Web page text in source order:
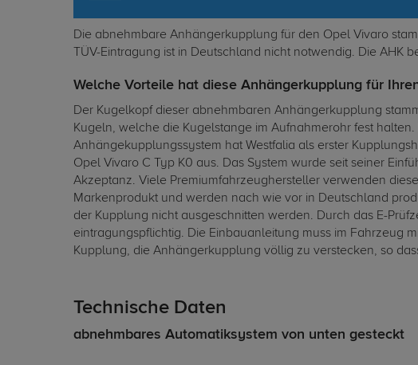
Die abnehmbare Anhängerkupplung für den Opel Vivaro
TÜV-Eintragung ist in Deutschland nicht notwendig. Die
Welche Vorteile hat diese Anhängerkupplung für
Der Kugelkopf dieser abnehmbaren Anhängerkupplung
Kugeln, welche die Kugelstange im Aufnahmerohr fest
Anhängekupplungssystem hat Westfalia als erster
Opel Vivaro C Typ K0 aus. Das System wurde seit seiner
Akzeptanz. Viele Premiumfahrzeughersteller verwenden
Markenprodukt und werden nach wie vor in Deutschland
der Kupplung nicht ausgeschnitten werden. Durch das E-
eintragungspflichtig. Die Einbauanleitung muss im Fahrzeug
Kupplung, die Anhängerkupplung völlig zu verstecken, so
Technische Daten
abnehmbares Automatiksystem von unten gesteckt